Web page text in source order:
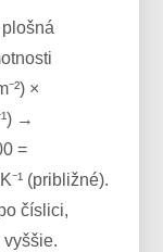
×
→
=
(približné).
číslici,
vyššie.